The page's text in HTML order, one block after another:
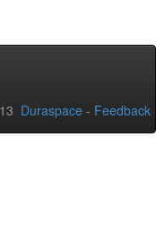
Duraspace - Feedback